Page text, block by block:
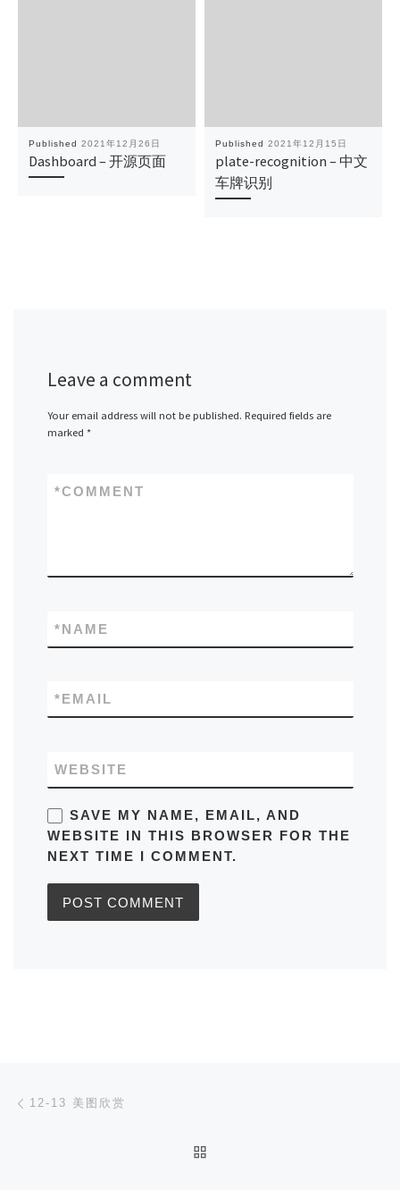
Published 2021年12月26日
Dashboard – 开源页面
Published 2021年12月15日
plate-recognition – 中文
车牌识别
Leave a comment
Your email address will not be published. Required fields are
marked *
COMMENT
*
NAME
*
EMAIL
*
WEBSITE
SAVE MY NAME, EMAIL, AND
WEBSITE IN THIS BROWSER FOR THE
NEXT TIME I COMMENT.
Post navigation
12-13 美图欣赏